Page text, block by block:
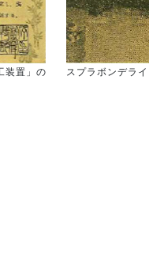
装置」の
スプラボンデラ